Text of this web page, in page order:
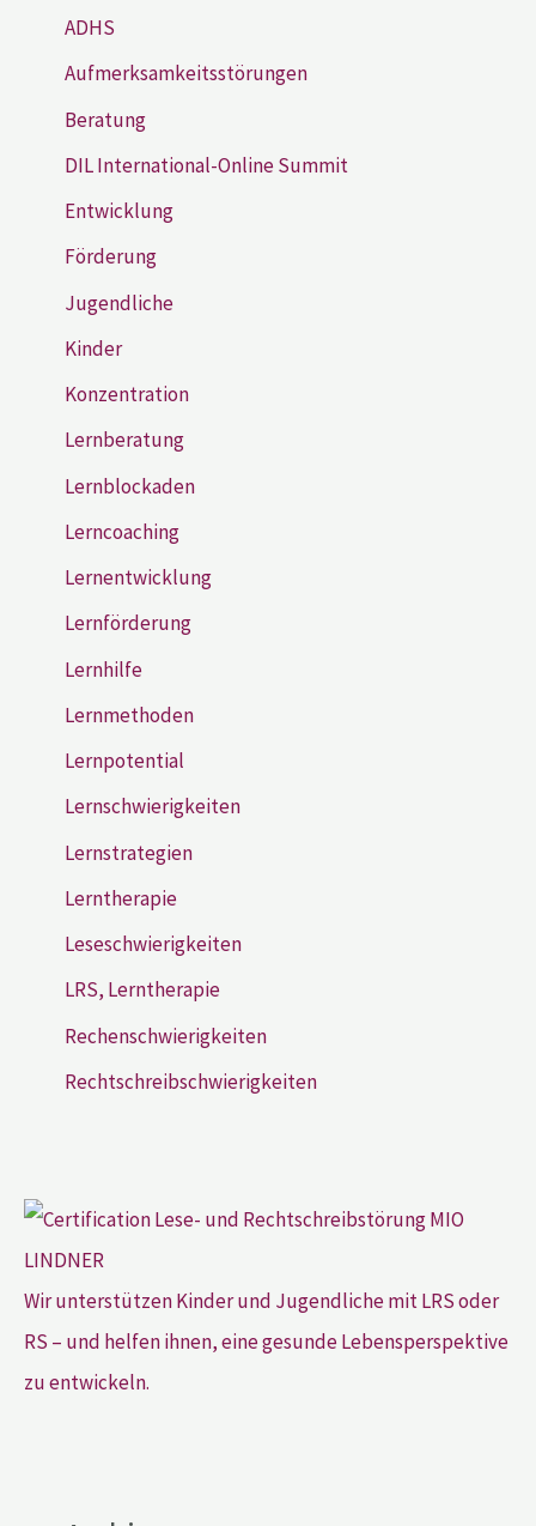
ADHS
Aufmerksamkeitsstörungen
Beratung
DIL International-Online Summit
Entwicklung
Förderung
Jugendliche
Kinder
Konzentration
Lernberatung
Lernblockaden
Lerncoaching
Lernentwicklung
Lernförderung
Lernhilfe
Lernmethoden
Lernpotential
Lernschwierigkeiten
Lernstrategien
Lerntherapie
Leseschwierigkeiten
LRS, Lerntherapie
Rechenschwierigkeiten
Rechtschreibschwierigkeiten
Wir unterstützen Kinder und Jugendliche mit LRS oder
RS – und helfen ihnen, eine gesunde Lebensperspektive
zu entwickeln.